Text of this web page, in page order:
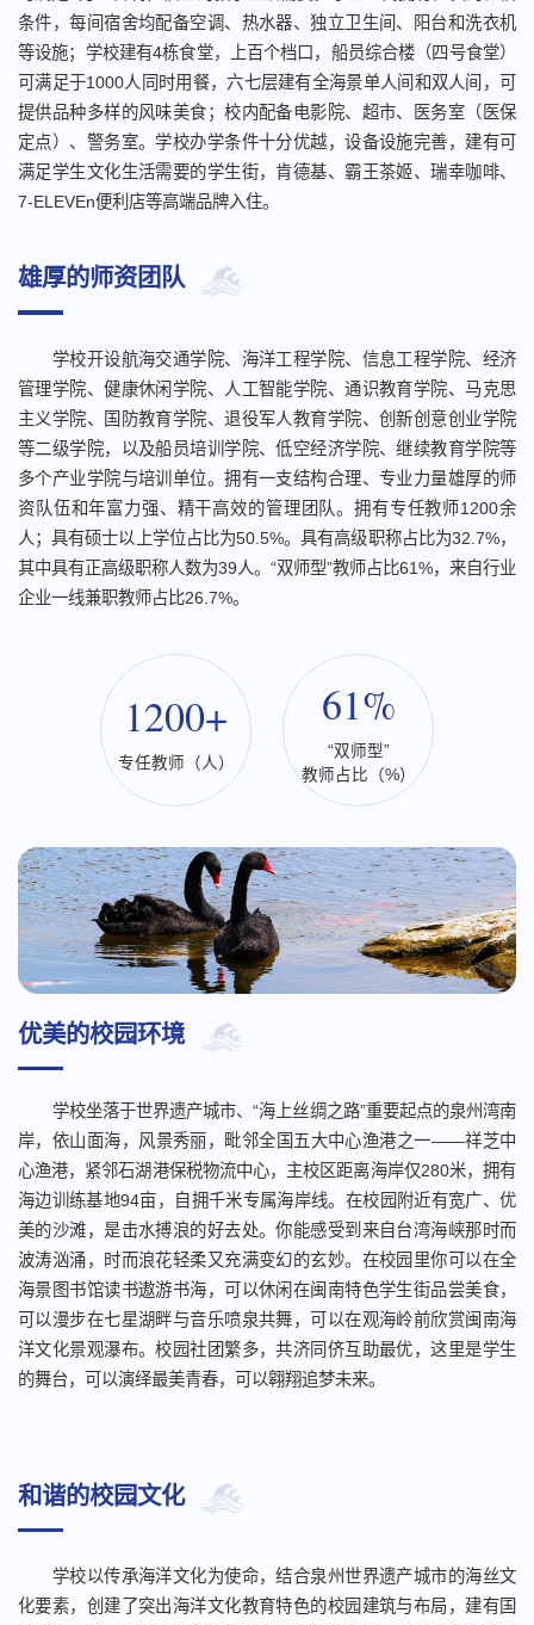
条件，每间宿舍均配备空调、热水器、独立卫生间、阳台和洗衣机
等设施；学校建有4栋食堂，上百个档口，船员综合楼（四号食堂）
可满足于1000人同时用餐，六七层建有全海景单人间和双人间，可
提供品种多样的风味美食；校内配备电影院、超市、医务室（医保
定点）、警务室。学校办学条件十分优越，设备设施完善，建有可
满足学生文化生活需要的学生街，肯德基、霸王茶姬、瑞幸咖啡、
7-ELEVEn便利店等高端品牌入住。
雄厚的师资团队
学校开设航海交通学院、海洋工程学院、信息工程学院、经济
管理学院、健康休闲学院、人工智能学院、通识教育学院、马克思
主义学院、国防教育学院、退役军人教育学院、创新创意创业学院
等二级学院，以及船员培训学院、低空经济学院、继续教育学院等
多个产业学院与培训单位。拥有一支结构合理、专业力量雄厚的师
资队伍和年富力强、精干高效的管理团队。拥有专任教师1200余
人；具有硕士以上学位占比为50.5%。具有高级职称占比为32.7%，
其中具有正高级职称人数为39人。“双师型”教师占比61%，来自行业
企业一线兼职教师占比26.7%。
1200+
专任教师（人）
61%
“双师型”
教师占比（%）
优美的校园环境
学校坐落于世界遗产城市、“海上丝绸之路”重要起点的泉州湾南
岸，依山面海，风景秀丽，毗邻全国五大中心渔港之一——祥芝中
心渔港，紧邻石湖港保税物流中心，主校区距离海岸仅280米，拥有
海边训练基地94亩，自拥千米专属海岸线。在校园附近有宽广、优
美的沙滩，是击水搏浪的好去处。你能感受到来自台湾海峡那时而
波涛汹涌，时而浪花轻柔又充满变幻的玄妙。在校园里你可以在全
海景图书馆读书遨游书海，可以休闲在闽南特色学生街品尝美食，
可以漫步在七星湖畔与音乐喷泉共舞，可以在观海岭前欣赏闽南海
洋文化景观瀑布。校园社团繁多，共济同侪互助最优，这里是学生
的舞台，可以演绎最美青春，可以翱翔追梦未来。
和谐的校园文化
学校以传承海洋文化为使命，结合泉州世界遗产城市的海丝文
化要素，创建了突出海洋文化教育特色的校园建筑与布局，建有国